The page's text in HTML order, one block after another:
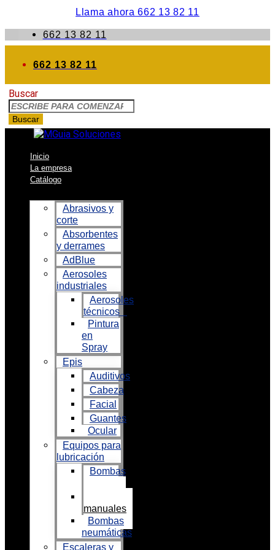
Llama ahora 662 13 82 11
662 13 82 11
662 13 82 11
Buscar
Buscar
Inicio
La empresa
Catálogo
Abrasivos y
corte
Absorbentes
y derrames
AdBlue
Aerosoles
industriales
Aerosoles
técnicos
Pintura
en
Spray
Epis
Auditivos
Cabeza
Facial
Guantes
Ocular
Equipos para
lubricación
Bombas
manuales
Bombas
neumáticas
Escaleras y